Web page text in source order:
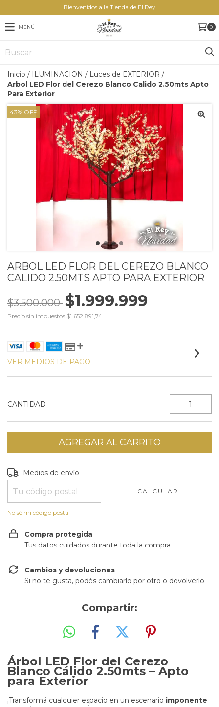
Bienvenidos a la Tienda de El Rey
MENÚ 0
Inicio / ILUMINACION / Luces de EXTERIOR /
Arbol LED Flor del Cerezo Blanco Calido 2.50mts Apto
Para Exterior
43% OFF
ARBOL LED FLOR DEL CEREZO BLANCO
CALIDO 2.50MTS APTO PARA EXTERIOR
$3.500.000 $1.999.999
Precio sin impuestos $1.652.891,74
VER MEDIOS DE PAGO
CANTIDAD
Entregas para el CP:
Medios de envío
CALCULAR
No sé mi código postal
Compra protegida
Tus datos cuidados durante toda la compra.
Cambios y devoluciones
Si no te gusta, podés cambiarlo por otro o devolverlo.
Compartir:
Árbol LED Flor del Cerezo
Blanco Cálido 2.50mts – Apto
para Exterior
¡Transformá cualquier espacio en un escenario imponente